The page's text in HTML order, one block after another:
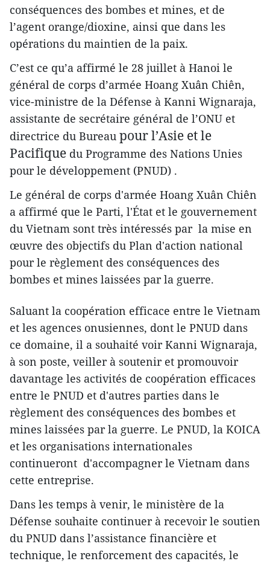
conséquences des bombes et mines, et de
l’agent orange/dioxine, ainsi que dans les
opérations du maintien de la paix.
C’est ce qu’a affirmé le 28 juillet à Hanoi le
général de corps d’armée Hoang Xuân Chiên,
vice-ministre de la Défense à Kanni Wignaraja,
assistante de secrétaire général de l’ONU et
directrice du Bureau pour l’Asie et le
Pacifique du Programme des Nations Unies
pour le développement (PNUD) .
Le général de corps d'armée Hoang Xuân Chiên
a affirmé que le Parti, l'État et le gouvernement
du Vietnam sont très intéressés par la mise en
œuvre des objectifs du Plan d'action national
pour le règlement des conséquences des
bombes et mines laissées par la guerre.
Saluant la coopération efficace entre le Vietnam
et les agences onusiennes, dont le PNUD dans
ce domaine, il a souhaité voir Kanni Wignaraja,
à son poste, veiller à soutenir et promouvoir
davantage les activités de coopération efficaces
entre le PNUD et d'autres parties dans le
règlement des conséquences des bombes et
mines laissées par la guerre. Le PNUD, la KOICA
et les organisations internationales
continueront d'accompagner le Vietnam dans
cette entreprise.
Dans les temps à venir, le ministère de la
Défense souhaite continuer à recevoir le soutien
du PNUD dans l’assistance financière et
technique, le renforcement des capacités, le